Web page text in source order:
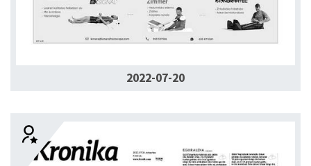
2022-07-20